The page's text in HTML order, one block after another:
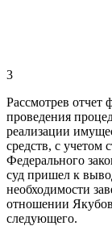
3
Рассмотрев отчет
проведения
реализации
средств, с учетом
Федерального
суд пришел к
необходимости
отношении
следующего.